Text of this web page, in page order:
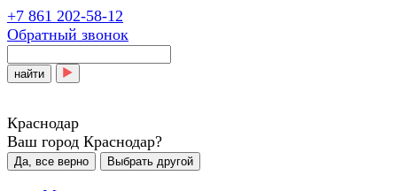
+7 861 202-58-12
Обратный звонок
найти
Краснодар
Ваш город Краснодар?
Да, все верно Выбрать другой